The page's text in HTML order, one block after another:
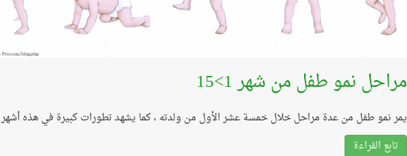
مراحل نمو طفل من شهر 1>15
يمر نمو طفل من عدة مراحل خلال خمسة عشر الأول من ولدته ، كما يشهد تطورات كبيرة في هذه أشهر
تابع القراءة